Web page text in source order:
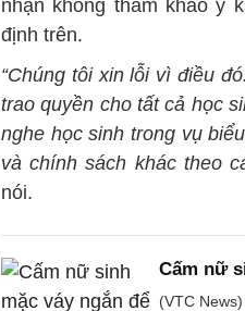
nhận không tham khảo ý
định trên.
“Chúng tôi xin lỗi vì điều
trao quyền cho tất cả học
nghe học sinh trong vụ
và chính sách khác theo
nói.
Cấm nữ
(VTC